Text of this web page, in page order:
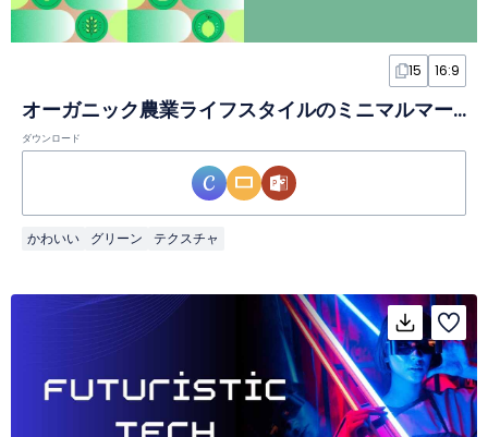
15 16:9
オーガニック農業ライフスタイルのミニマルマーケティングプランスライド
ダウンロード
かわいい グリーン テクスチャ